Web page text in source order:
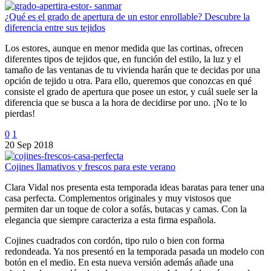
¿Qué es el grado de apertura de un estor enrollable? Descubre la
diferencia entre sus tejidos
Los estores, aunque en menor medida que las cortinas, ofrecen
diferentes tipos de tejidos que, en función del estilo, la luz y el
tamaño de las ventanas de tu vivienda harán que te decidas por una
opción de tejido u otra. Para ello, queremos que conozcas en qué
consiste el grado de apertura que posee un estor, y cuál suele ser la
diferencia que se busca a la hora de decidirse por uno. ¡No te lo
pierdas!
0 1
20 Sep 2018
Cojines llamativos y frescos para este verano
Clara Vidal nos presenta esta temporada ideas baratas para tener una
casa perfecta. Complementos originales y muy vistosos que
permiten dar un toque de color a sofás, butacas y camas. Con la
elegancia que siempre caracteriza a esta firma española.
Cojines cuadrados con cordón, tipo rulo o bien con forma
redondeada. Ya nos presentó en la temporada pasada un modelo con
botón en el medio. En esta nueva versión además añade una